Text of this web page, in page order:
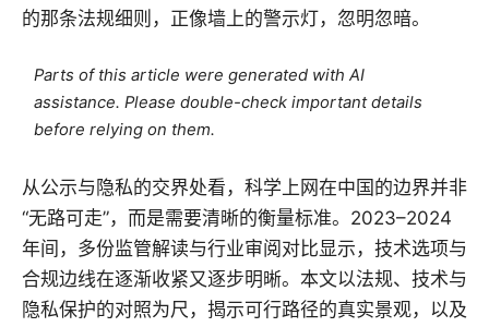
的那条法规细则，正像墙上的警示灯，忽明忽暗。
Parts of this article were generated with AI
assistance. Please double-check important details
before relying on them.
从公示与隐私的交界处看，科学上网在中国的边界并非
“无路可走”，而是需要清晰的衡量标准。2023–2024
年间，多份监管解读与行业审阅对比显示，技术选项与
合规边线在逐渐收紧又逐步明晰。本文以法规、技术与
隐私保护的对照为尺，揭示可行路径的真实景观，以及